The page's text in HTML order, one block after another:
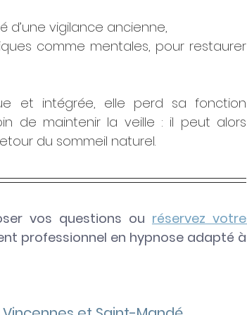
d’une vigilance ancienne,
comme mentales, pour restaurer
et intégrée, elle perd sa fonction
de maintenir la veille : il peut alors
du sommeil naturel.
vos questions ou réservez votre
professionnel en hypnose adapté à